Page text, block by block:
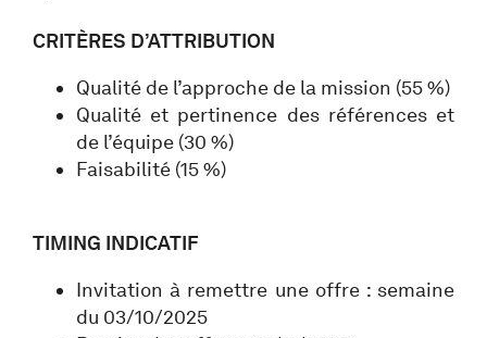
CRITÈRES D’ATTRIBUTION
Qualité de l’approche de la mission (55 %)
Qualité et pertinence des références et
de l’équipe (30 %)
Faisabilité (15 %)
TIMING INDICATIF
Invitation à remettre une offre : semaine
du 03/10/2025